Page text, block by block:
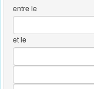
entre le
et le